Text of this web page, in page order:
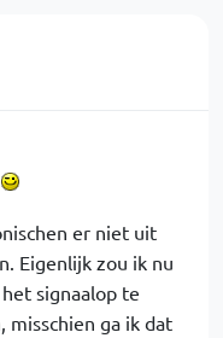
er niet uit
Eigenlijk zou ik nu
signaalop te
misschien ga ik dat